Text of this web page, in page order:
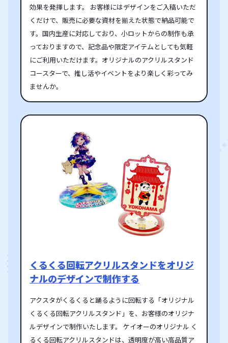
効果を発揮します。 お客様にはデザインをご入稿いただ
くだけで、販売に必要な資材を揃えた状態で納品可能で
す。国内生産に対応しており、小ロットからの制作も承
っておりますので、記念品や限定アイテムとしても気軽
にご利用いただけます。オリジナルのアクリルスタンド
コースターで、推し活やイベントをより楽しく彩ってみ
ませんか。
くるくる回転アクリルスタンドをオリジ
ナルのデザインで制作する
アクスタがくるくると踊るように回転する「オリジナル
くるくる回転アクリルスタンド」を、お客様のオリジナ
ルデザインで制作いたします。 ケイオーのオリジナル く
るくる回転アクリルスタンドは、透明度が高い高品質ア